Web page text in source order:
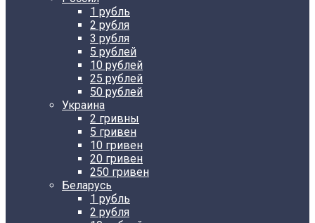
1 рубль
2 рубля
3 рубля
5 рублей
10 рублей
25 рублей
50 рублей
Украина
2 гривны
5 гривен
10 гривен
20 гривен
250 гривен
Беларусь
1 рубль
2 рубля